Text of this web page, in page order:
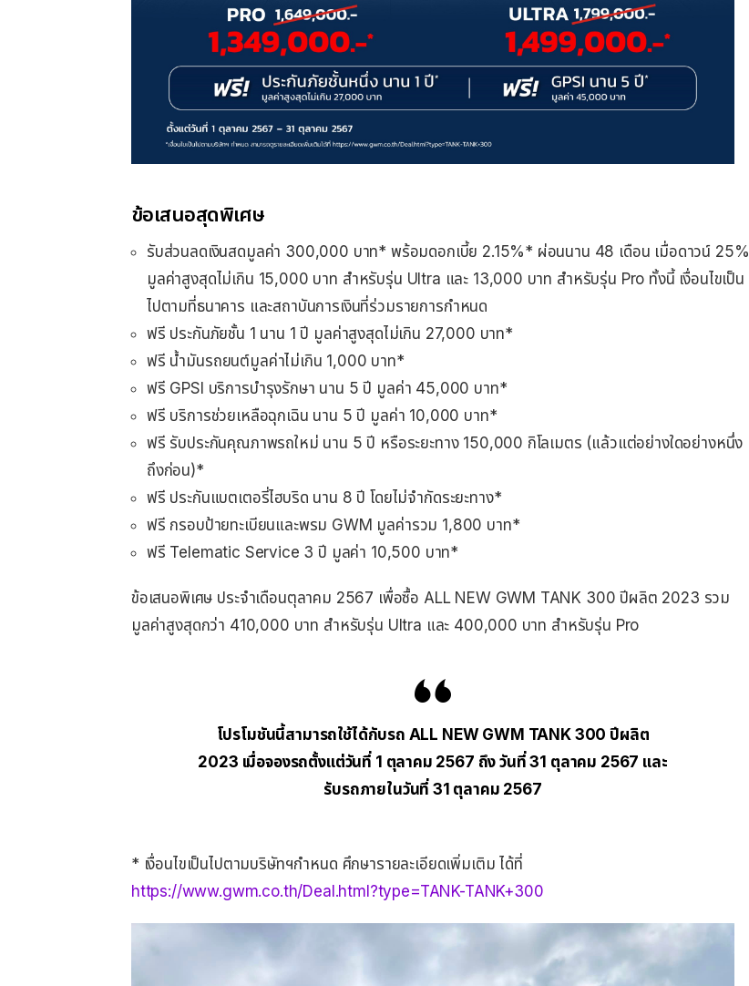
ข้อเสนอสุดพิเศษ
รับส่วนลดเงินสดมูลค่า 300,000 บาท* พร้อมดอกเบี้ย 2.15%* ผ่อนนาน 48 เดือน เมื่อดาวน์ 25%
มูลค่าสูงสุดไม่เกิน 15,000 บาท สำหรับรุ่น Ultra และ 13,000 บาท สำหรับรุ่น Pro ทั้งนี้ เงื่อนไขเป็น
ไปตามที่ธนาคาร และสถาบันการเงินที่ร่วมรายการกำหนด
ฟรี ประกันภัยชั้น 1 นาน 1 ปี มูลค่าสูงสุดไม่เกิน 27,000 บาท*
ฟรี น้ำมันรถยนต์มูลค่าไม่เกิน 1,000 บาท*
ฟรี GPSI บริการบำรุงรักษา นาน 5 ปี มูลค่า 45,000 บาท*
ฟรี บริการช่วยเหลือฉุกเฉิน นาน 5 ปี มูลค่า 10,000 บาท*
ฟรี รับประกันคุณภาพรถใหม่ นาน 5 ปี หรือระยะทาง 150,000 กิโลเมตร (แล้วแต่อย่างใดอย่างหนึ่ง
ถึงก่อน)*
ฟรี ประกันแบตเตอรี่ไฮบริด นาน 8 ปี โดยไม่จำกัดระยะทาง*
ฟรี กรอบป้ายทะเบียนและพรม GWM มูลค่ารวม 1,800 บาท*
ฟรี Telematic Service 3 ปี มูลค่า 10,500 บาท*
ข้อเสนอพิเศษ ประจำเดือนตุลาคม 2567 เพื่อซื้อ ALL NEW GWM TANK 300 ปีผลิต 2023 รวม
มูลค่าสูงสุดกว่า 410,000 บาท สำหรับรุ่น Ultra และ 400,000 บาท สำหรับรุ่น Pro
โปรโมชันนี้สามารถใช้ได้กับรถ ALL NEW GWM TANK 300 ปีผลิต
2023 เมื่อจองรถตั้งแต่วันที่ 1 ตุลาคม 2567 ถึง วันที่ 31 ตุลาคม 2567 และ
รับรถภายในวันที่ 31 ตุลาคม 2567
* เงื่อนไขเป็นไปตามบริษัทฯกำหนด ศึกษารายละเอียดเพิ่มเติม ได้ที่
https://www.gwm.co.th/Deal.html?type=TANK-TANK+300